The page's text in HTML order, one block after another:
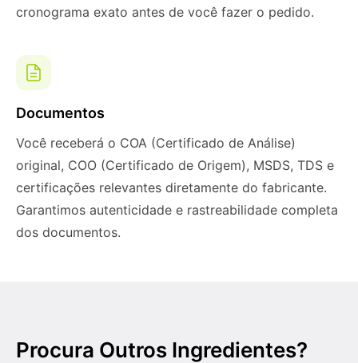
cronograma exato antes de você fazer o pedido.
Documentos
Você receberá o COA (Certificado de Análise)
original, COO (Certificado de Origem), MSDS, TDS e
certificações relevantes diretamente do fabricante.
Garantimos autenticidade e rastreabilidade completa
dos documentos.
Procura Outros Ingredientes?